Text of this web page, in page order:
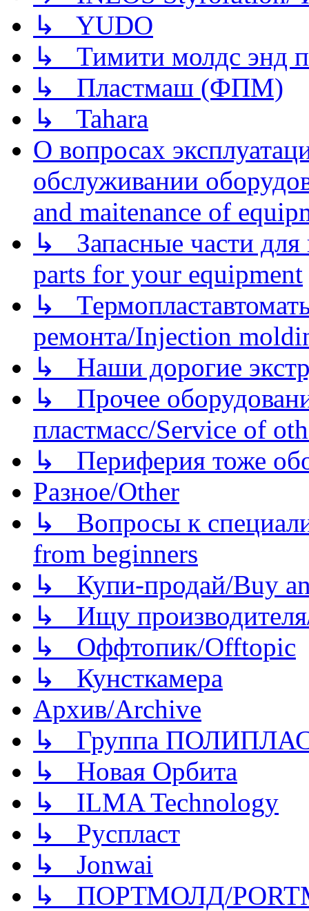
↳ YUDO
↳ Тимити молдс энд
↳ Пластмаш (ФПМ)
↳ Tahara
О вопросах
обслуживании
and maitenance of
↳ Запасные части для
parts for your equipment
↳
ремонта/Injection
↳ Наши дорогие
↳ Прочее
пластмасс/Service of
↳ Периферия тоже
Разное/Other
↳ Вопросы к
from beginners
↳ Купи-продай/Buy
↳ Ищу
↳ Оффтопик/Offtopic
↳ Кунсткамера
Архив/Archive
↳ Группа
↳ Новая Орбита
↳ ILMA Technology
↳ Руспласт
↳ Jonwai
↳ ПОРТМОЛД/